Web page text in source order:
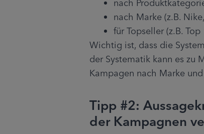
nach Marke (z.B.
für Topseller (z.B.
Wichtig ist, dass die
der Systematik kann es zu
Kampagen nach Marke
Tipp #2:
der Kampagnen